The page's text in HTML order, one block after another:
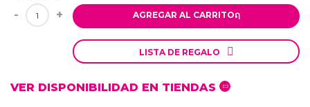
- + AGREGAR AL CARRITOຐ
LISTA DE REGALO 
VER DISPONIBILIDAD EN TIENDAS